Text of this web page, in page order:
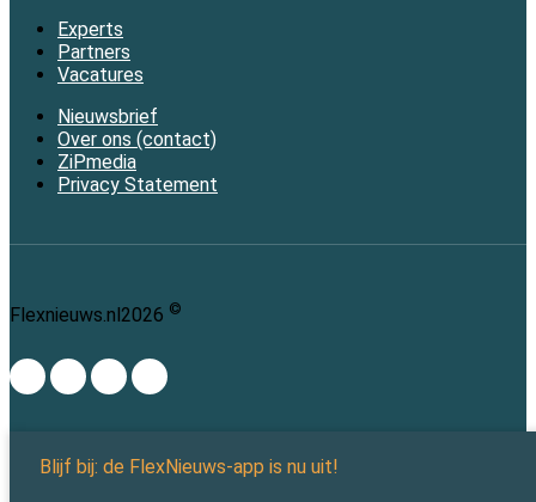
Experts
Partners
Vacatures
Nieuwsbrief
Over ons (contact)
ZiPmedia
Privacy Statement
Flexnieuws.nl 2026 ©
Blijf bij: de FlexNieuws-app is nu uit!